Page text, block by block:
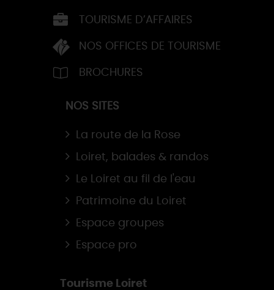
TOURISME D’AFFAIRES
NOS OFFICES DE TOURISME
BROCHURES
NOS SITES
La route de la Rose
Loiret, balades & randos
Le Loiret au fil de l'eau
Patrimoine du Loiret
Espace groupes
Espace pro
Tourisme Loiret